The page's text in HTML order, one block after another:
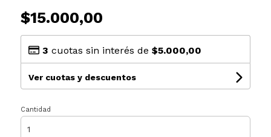
$15.000,00
3 cuotas sin interés de $5.000,00
Ver cuotas y descuentos
Cantidad